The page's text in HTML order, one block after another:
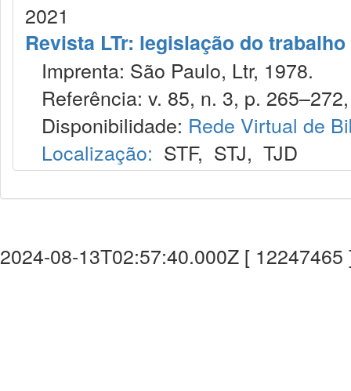
2021
Revista LTr: legislação do trabalho
Imprenta: São Paulo, Ltr, 1978.
Referência: v. 85, n. 3, p.
Disponibilidade: Rede Virtual de
Localização: STF, STJ, TJD
2024-08-13T02:57:40.000Z [ 12247465